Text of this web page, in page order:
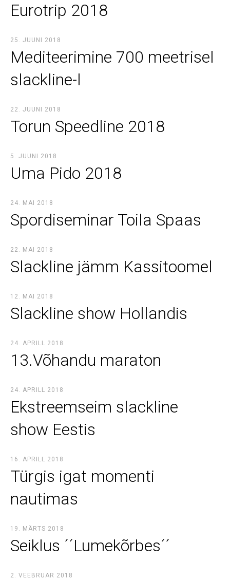
Eurotrip 2018
25. JUUNI 2018
Mediteerimine 700 meetrisel
slackline-l
22. JUUNI 2018
Torun Speedline 2018
5. JUUNI 2018
Uma Pido 2018
24. MAI 2018
Spordiseminar Toila Spaas
22. MAI 2018
Slackline jämm Kassitoomel
12. MAI 2018
Slackline show Hollandis
24. APRILL 2018
13.Võhandu maraton
24. APRILL 2018
Ekstreemseim slackline
show Eestis
16. APRILL 2018
Türgis igat momenti
nautimas
19. MÄRTS 2018
Seiklus ´´Lumekõrbes´´
2. VEEBRUAR 2018